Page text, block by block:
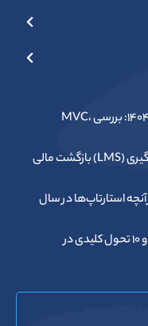
بهترین معماری طراحی اپلیکیشن در سال ۱۴۰۴: بررسی MVC،
چرا سرمایه‌گذاری روی سیستم مدیریت یادگیری (LMS) بازگشت مالی
استارتاپ‌ها در سال
ارزیابی عملکرد کارکنان با هوش مصنوعی و ۱۰ تحول کلیدی در